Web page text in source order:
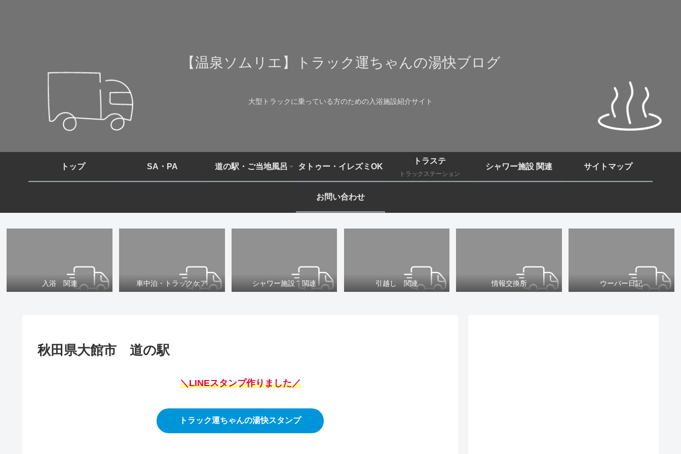
【温泉ソムリエ】トラック運ちゃんの湯快ブログ
大型トラックに乗っている方のための入浴施設紹介サイト
トップ SA・PA 道の駅・ご当地風呂 タトゥー・イレズミOK
トラステ
トラックステーション
シャワー施設 関連 サイトマップ
お問い合わせ
入浴 関連 車中泊・トラックケア シャワー施設 関連 引越し 関連 情報交換所 ウーバー日記
秋田県大館市 道の駅
＼LINEスタンプ作りました／
トラック運ちゃんの湯快スタンプ